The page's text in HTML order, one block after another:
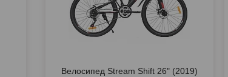
Велосипед Stream Shift 26" (2019)